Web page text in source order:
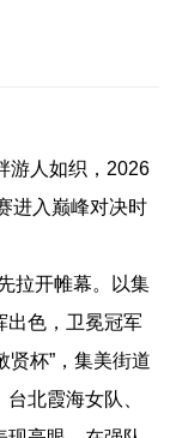
人如织，2026
进入巅峰对决时
拉开帷幕。以集
出色，卫冕冠军
贤杯”，集美街道
北霞海女队、